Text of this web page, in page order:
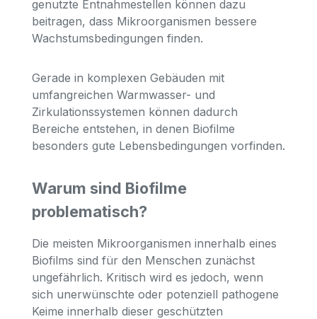
genutzte Entnahmestellen können dazu
beitragen, dass Mikroorganismen bessere
Wachstumsbedingungen finden.
Gerade in komplexen Gebäuden mit
umfangreichen Warmwasser- und
Zirkulationssystemen können dadurch
Bereiche entstehen, in denen Biofilme
besonders gute Lebensbedingungen vorfinden.
Warum sind Biofilme
problematisch?
Die meisten Mikroorganismen innerhalb eines
Biofilms sind für den Menschen zunächst
ungefährlich. Kritisch wird es jedoch, wenn
sich unerwünschte oder potenziell pathogene
Keime innerhalb dieser geschützten